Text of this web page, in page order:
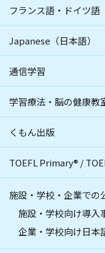
フランス語・ドイツ語
Japanese（日本語）
通信学習
学習療法・脳の健康教
くもん出版
TOEFL Primary® /
施設・学校・企業での
施設・学校向け導入
企業・学校向け日本